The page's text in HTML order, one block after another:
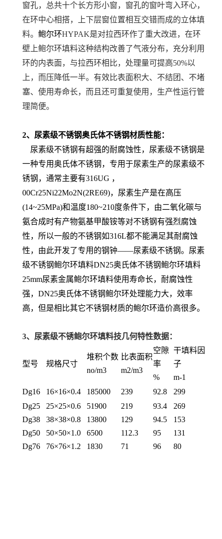
窗孔，总共十个长方形小窗，窗孔的窗叶弯入环心，
在环中心相搭，上下层窗位置相互交错而成的立体填
料。 鲍尔环HYPAK是对拉西环作了重大改进，在环
壁上鲍尔环填料这种结构改善了气液分布，充分利用
环的内表面，与拉西环相比，处理量可提高50%以
上，而压降低一半。有效比表面积大、不结团、不堵
塞、使用寿命长，而且还可重复使用，生产性运行管
理简便。
2、尿素级不锈钢奥氏体不锈钢材质性能：
尿素级不锈钢有超强的耐腐蚀性，尿素级不锈钢是
一种专用奥氏体不锈钢，专用于尿素生产的尿素级不
锈钢，通常主要有316UG ，
00Cr25Ni22Mo2N(2RE69)，尿素生产是在高压
(14~25MPa)和温度180~210度条件下，由二氧化碳与
氨合成时有产物氨基甲酸铵等对不锈钢有强烈腐蚀
性，所以一般的不锈钢如316L都不能满足其耐腐蚀
性，由此开发了专用的钢钟——尿素级不锈钢。尿素
级不锈钢鲍尔环填料DN25奥氏体不锈钢鲍尔环填料
25mm尿素金属鲍尔环填料使用寿命长，耐腐蚀性
强，DN25奥氏体不锈钢鲍尔环处理能力大，效率
高，但是相比其它不锈钢材质的鲍尔环造价高很多。
3、 尿素级不锈鲍尔环填料技几何特性数据：
型号 规格尺寸
堆积个数
no/m3
比表面积
m2/m3
空隙
率
%
干填料因
子
m-1
Dg16
16×16×0.4 185000 239 92.8
299
Dg25
25×25×0.6 51900 219 93.4
269
Dg38
38×38×0.8 13800 129 94.5
153
Dg50
50×50×1.0 6500 112.3 95
131
Dg76
76×76×1.2 1830 71 96 80